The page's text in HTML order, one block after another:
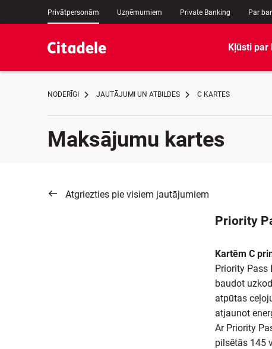
Privātpersonām Uzņēmumiem Private Banking Par
Kļūsti par
NODERĪGI JAUTĀJUMI UN ATBILDES C KARTES
Maksājumu kartes
Atgriezties pie visiem jautājumiem
Priority
Kartēm C
Priority Pass
baudot
atpūtas
atjaunot
Ar Priority
pilsētās 145